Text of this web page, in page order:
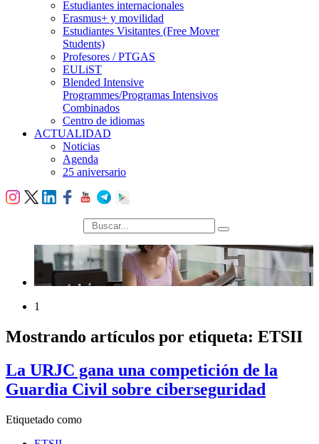
Estudiantes internacionales
Erasmus+ y movilidad
Estudiantes Visitantes (Free Mover
Students)
Profesores / PTGAS
EULiST
Blended Intensive
Programmes/Programas Intensivos
Combinados
Centro de idiomas
ACTUALIDAD
Noticias
Agenda
25 aniversario
búsqueda
1
Mostrando artículos por etiqueta: ETSII
La URJC gana una competición de la
Guardia Civil sobre ciberseguridad
Etiquetado como